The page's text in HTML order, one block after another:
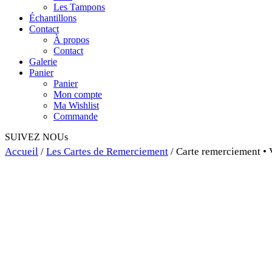
Les Tampons
Échantillons
Contact
À propos
Contact
Galerie
Panier
Panier
Mon compte
Ma Wishlist
Commande
SUIVEZ NOUs
Accueil / Les Cartes de Remerciement / Carte remerciement •